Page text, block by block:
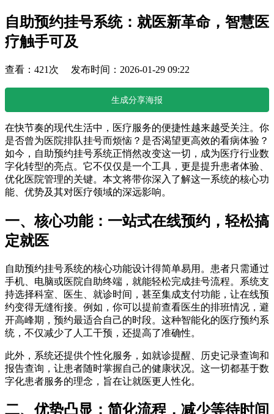
自助预约挂号系统：就医新革命，智慧医
疗触手可及
查看：421次 发布时间：2026-01-29 09:22
生成分享海报
在快节奏的现代生活中，医疗服务的便捷性越来越受关注。你
是否曾为医院排队挂号而烦恼？是否渴望更高效的看病体验？
如今，自助预约挂号系统正悄然改变这一切，成为医疗行业数
字化转型的亮点。它不仅仅是一个工具，更是提升患者体验、
优化医院管理的关键。本文将带你深入了解这一系统的核心功
能、优势及其对医疗领域的深远影响。
一、核心功能：一站式在线预约，轻松搞
定就医
自助预约挂号系统的核心功能设计得简单易用。患者只需通过
手机、电脑或医院自助终端，就能轻松完成挂号流程。系统支
持选择科室、医生、就诊时间，甚至集成支付功能，让在线预
约变得无缝衔接。例如，你可以提前查看医生的排班情况，避
开高峰期，预约最适合自己的时段。这种智能化的医疗预约系
统，不仅减少了人工干预，还提高了准确性。
此外，系统还提供个性化服务，如就诊提醒、历史记录查询和
报告查询，让患者随时掌握自己的健康状况。这一切都基于数
字化患者服务的理念，旨在让就医更人性化。
二、优势凸显：简化流程，减少等待时间